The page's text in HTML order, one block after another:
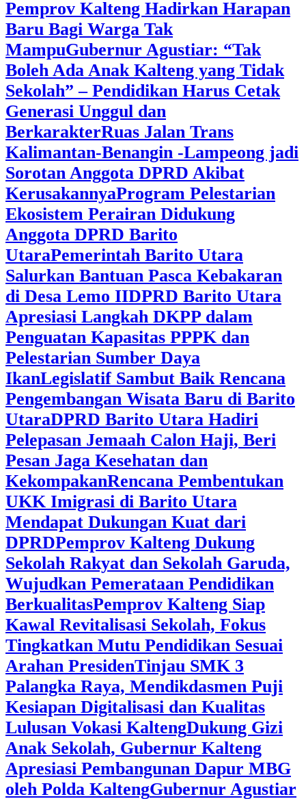
Pemprov Kalteng Hadirkan Harapan
Baru Bagi Warga Tak
Mampu‎Gubernur Agustiar: “Tak
Boleh Ada Anak Kalteng yang Tidak
Sekolah” – Pendidikan Harus Cetak
Generasi Unggul dan
BerkarakterRuas Jalan Trans
Kalimantan-Benangin -Lampeong jadi
Sorotan Anggota DPRD Akibat
KerusakannyaProgram Pelestarian
Ekosistem Perairan Didukung
Anggota DPRD Barito
UtaraPemerintah Barito Utara
Salurkan Bantuan Pasca Kebakaran
di Desa Lemo IIDPRD Barito Utara
Apresiasi Langkah DKPP dalam
Penguatan Kapasitas PPPK dan
Pelestarian Sumber Daya
IkanLegislatif Sambut Baik Rencana
Pengembangan Wisata Baru di Barito
UtaraDPRD Barito Utara Hadiri
Pelepasan Jemaah Calon Haji, Beri
Pesan Jaga Kesehatan dan
KekompakanRencana Pembentukan
UKK Imigrasi di Barito Utara
Mendapat Dukungan Kuat dari
DPRD‎Pemprov Kalteng Dukung
Sekolah Rakyat dan Sekolah Garuda,
Wujudkan Pemerataan Pendidikan
Berkualitas‎Pemprov Kalteng Siap
Kawal Revitalisasi Sekolah, Fokus
Tingkatkan Mutu Pendidikan Sesuai
Arahan Presiden‎Tinjau SMK 3
Palangka Raya, Mendikdasmen Puji
Kesiapan Digitalisasi dan Kualitas
Lulusan Vokasi Kalteng‎Dukung Gizi
Anak Sekolah, Gubernur Kalteng
Apresiasi Pembangunan Dapur MBG
oleh Polda Kalteng‎Gubernur Agustiar